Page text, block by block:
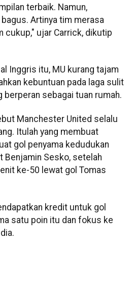
terbaik. Namun,
Artinya tim merasa
cukup," ujar Carrick, dikutip
Inggris itu, MU kurang tajam
kebuntuan pada laga sulit
berperan sebagai tuan rumah.
Manchester United selalu
Itulah yang membuat
gol penyama kedudukan
Benjamin Sesko, setelah
ke-50 lewat gol Tomas
kredit untuk gol
satu poin itu dan fokus ke